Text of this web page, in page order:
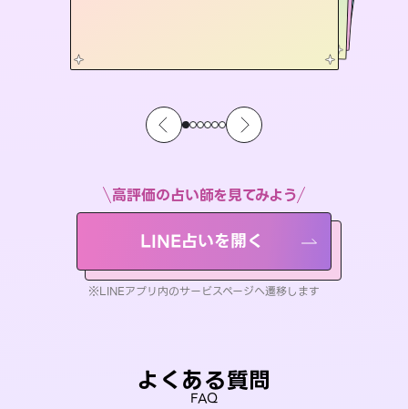
高評価の占い師を見てみよう
LINE占いを開く
※LINEアプリ内のサービスページへ遷移します
よくある質問
FAQ